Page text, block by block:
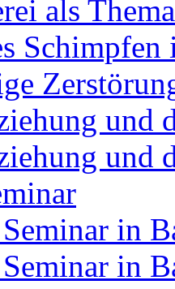
als
Schimpfen
und
und
in
in